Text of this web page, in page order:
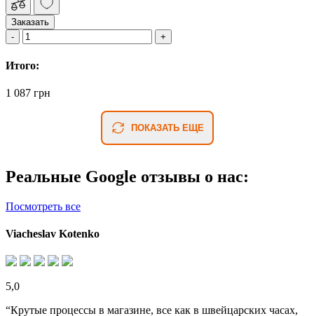
Заказать
Итого:
1 087 грн
ПОКАЗАТЬ ЕЩЕ
Реальные Google отзывы о нас:
Посмотреть все
Viacheslav Kotenko
5,0
“Крутые процессы в магазине, все как в швейцарских часах,